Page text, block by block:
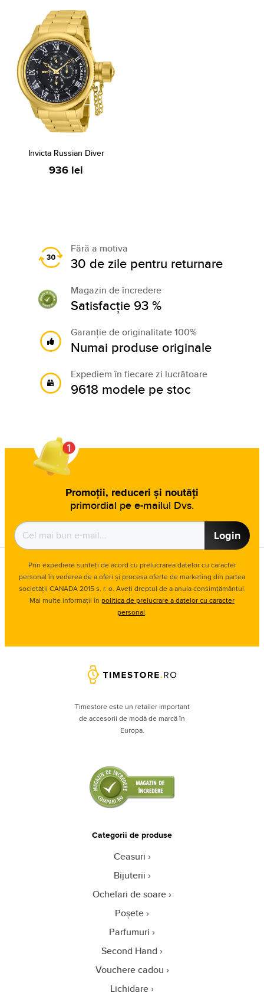
Invicta Russian Diver
936 lei
Fără a motiva
30 de zile pentru returnare
Magazin de încredere
Satisfacție 93 %
Garanție de originalitate 100%
Numai produse originale
Expediem în fiecare zi lucrătoare
9618 modele pe stoc
Promoții, reduceri și noutăți
primordial pe e-mailul Dvs.
Login
Prin expediere sunteți de acord cu prelucrarea datelor cu caracter
personal în vederea de a oferi și procesa oferte de marketing din partea
societății CANADA 2015 s. r. o. Aveți dreptul de a anula consimțământul.
Mai multe informații în politica de prelucrare a datelor cu caracter
personal.
Timestore este un retailer important
de accesorii de modă de marcă în
Europa.
Categorii de produse
Ceasuri
Bijuterii
Ochelari de soare
Poșete
Parfumuri
Second Hand
Vouchere cadou
Lichidare